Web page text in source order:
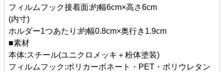
フィルムフック接着面:約幅6cm×高さ6cm
(内寸)
ホルダー1つあたり:約幅0.8cm×奥行き1.9cm
■素材
本体:スチール(ユニクロメッキ＋粉体塗装)
フィルムフック:ポリカーボネート・PET・ポリウレタン